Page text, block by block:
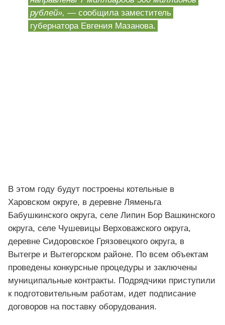
рублей», — сообщила заместитель
губернатора Евгения Мазанова.
В этом году будут построены котельные в
Харовском округе, в деревне Ляменьга
Бабушкинского округа, селе Липин Бор Вашкинского
округа, селе Чушевицы Верховажского округа,
деревне Сидоровское Грязовецкого округа, в
Вытегре и Вытегорском районе. По всем объектам
проведены конкурсные процедуры и заключены
муниципальные контракты. Подрядчики приступили
к подготовительным работам, идет подписание
договоров на поставку оборудования.